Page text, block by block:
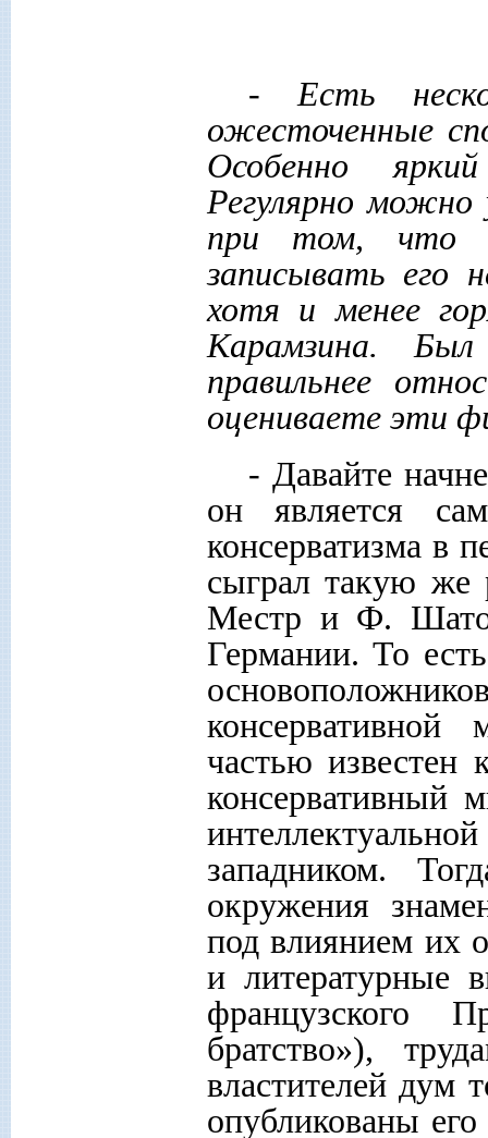
- Есть
ожесточенные
Особенно
Регулярно можно
при том, что
записывать его
хотя и менее
Карамзина.
правильнее
оцениваете эти
- Давайте
он является
консерватизма в
сыграл такую
Местр и Ф.
Германии. То
частью известен
консервативный
западником.
окружения
под влиянием их
и литературные
французского
братство»),
властителей дум
опубликованы